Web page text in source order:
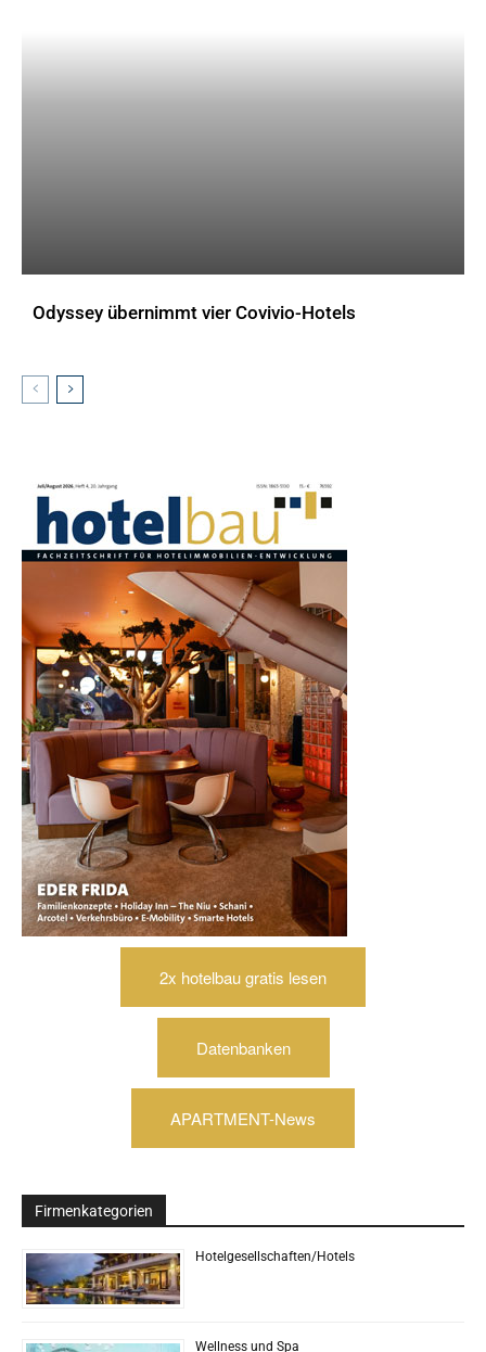
Odyssey übernimmt vier Covivio-Hotels
2x hotelbau gratis lesen
Datenbanken
APARTMENT-News
Firmenkategorien
Hotelgesellschaften/Hotels
Wellness und Spa